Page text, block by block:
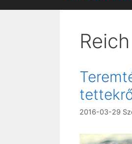
2016-03-29